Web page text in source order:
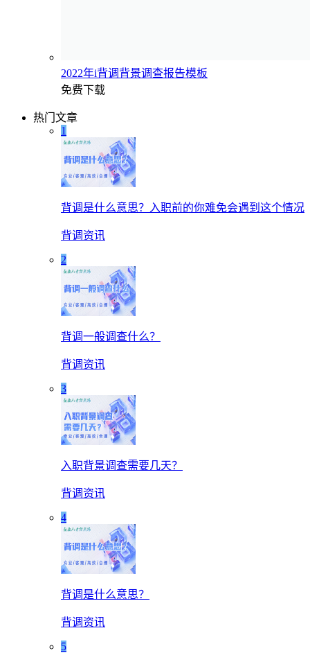
2022年i背调背景调查报告模板
免费下载
热门文章
1
背调是什么意思？入职前的你难免会遇到这个情况
背调资讯
2
背调一般调查什么？
背调资讯
3
入职背景调查需要几天？
背调资讯
4
背调是什么意思？
背调资讯
5